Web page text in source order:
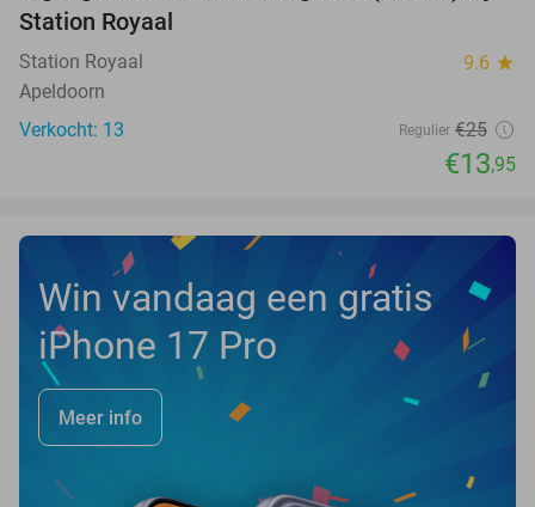
NEW
TODAY
Station Royaal
Station Royaal 9.6 star
Apeldoorn
Verkocht: 13
Regulier €25
€13,95
Win vandaag een gratis
iPhone 17 Pro
Meer info